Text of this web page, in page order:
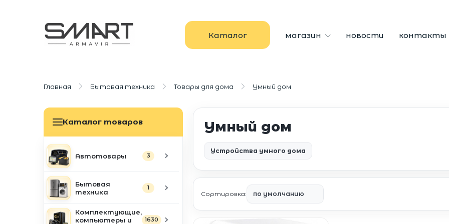
Каталог магазин новости контакты
Главная Бытовая техника Товары для дома Умный дом
Каталог товаров
Автотовары 3
Бытовая
техника
1
Комплектующие,
компьютеры и
1630
Умный дом
Устройства умного дома
Сортировка: